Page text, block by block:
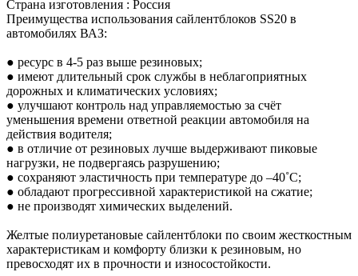
Страна изготовления : Россия
Преимущества использования сайлентблоков SS20 в
автомобилях ВАЗ:
● ресурс в 4-5 раз выше резиновых;
● имеют длительный срок службы в неблагоприятных
дорожных и климатических условиях;
● улучшают контроль над управляемостью за счёт
уменьшения времени ответной реакции автомобиля на
действия водителя;
● в отличие от резиновых лучше выдерживают пиковые
нагрузки, не подвергаясь разрушению;
● сохраняют эластичность при температуре до –40˚С;
● обладают прогрессивной характеристикой на сжатие;
● не производят химических выделений.
Желтые полиуретановые сайлентблоки по своим жесткостным
характеристикам и комфорту близки к резиновым, но
превосходят их в прочности и износостойкости.